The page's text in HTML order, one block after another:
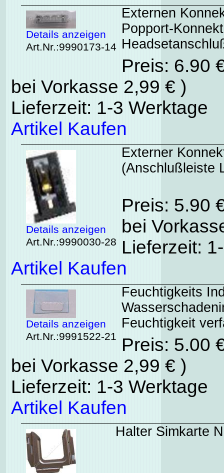
Details anzeigen
Art.Nr.:9990173-14
Externen
Popport-
Preis: 6.90
bei Vorkasse 2,99 € )
Lieferzeit: 1-3 Werktage
Artikel Kaufen
Details anzeigen
Art.Nr.:9990030-28
Externer
(Anschlußleiste
Preis: 5.90
bei
Lieferzeit:
Artikel Kaufen
Details anzeigen
Art.Nr.:9991522-21
Feuchtigkeits
Feuchtigkeit
Preis: 5.00
bei Vorkasse 2,99 € )
Lieferzeit: 1-3 Werktage
Artikel Kaufen
Halter Simkarte